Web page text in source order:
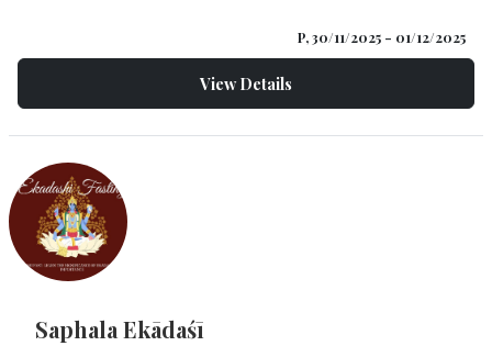
P, 30/11/2025 - 01/12/2025
View Details
Saphala Ekādaśī